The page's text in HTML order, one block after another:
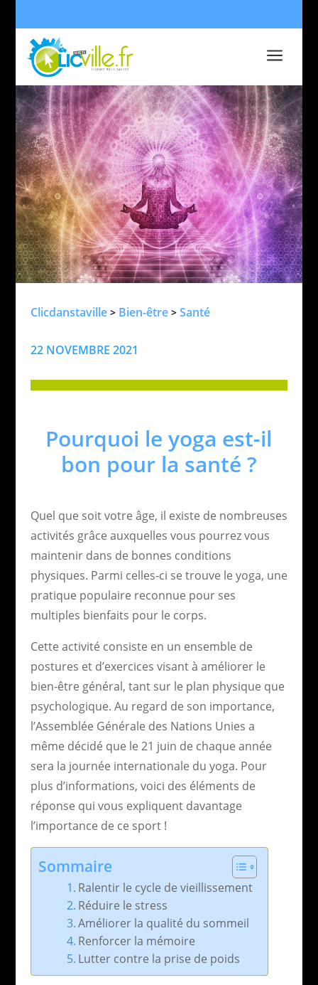
a
Clicdanstaville> Bien-être> Santé
22 NOVEMBRE 2021
Pourquoi le yoga est-il
bon pour la santé ?
Quel que soit votre âge, il existe de nombreuses
activités grâce auxquelles vous pourrez vous
maintenir dans de bonnes conditions
physiques. Parmi celles-ci se trouve le yoga, une
pratique populaire reconnue pour ses
multiples bienfaits pour le corps.
Cette activité consiste en un ensemble de
postures et d’exercices visant à améliorer le
bien-être général, tant sur le plan physique que
psychologique. Au regard de son importance,
l’Assemblée Générale des Nations Unies a
même décidé que le 21 juin de chaque année
sera la journée internationale du yoga. Pour
plus d’informations, voici des éléments de
réponse qui vous expliquent davantage
l’importance de ce sport !
Sommaire
Ralentir le cycle de vieillissement
Réduire le stress
Améliorer la qualité du sommeil
Renforcer la mémoire
Lutter contre la prise de poids